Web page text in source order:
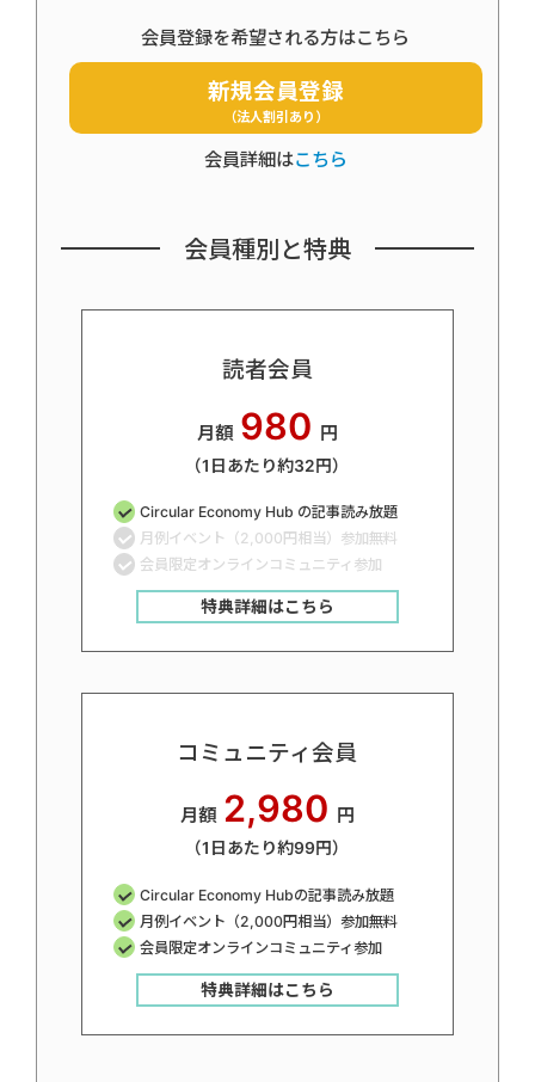
会員登録を希望される方はこちら
新規会員登録
（法人割引あり）
会員詳細はこちら
会員種別と特典
読者会員
月額 980 円
（1日あたり約32円）
Circular Economy Hub の記事読み放題
月例イベント（2,000円相当）参加無料
会員限定オンラインコミュニティ参加
特典詳細はこちら
コミュニティ会員
月額 2,980 円
（1日あたり約99円）
Circular Economy Hubの記事読み放題
月例イベント（2,000円相当）参加無料
会員限定オンラインコミュニティ参加
特典詳細はこちら